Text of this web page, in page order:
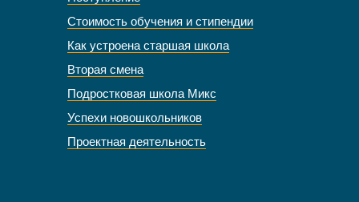
Стоимость обучения и стипендии
Как устроена старшая школа
Вторая смена
Подростковая школа Микс
Успехи новошкольников
Проектная деятельность